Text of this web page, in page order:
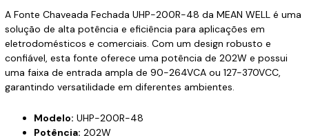
A Fonte Chaveada Fechada UHP-200R-48 da MEAN WELL é uma
solução de alta potência e eficiência para aplicações em
eletrodomésticos e comerciais. Com um design robusto e
confiável, esta fonte oferece uma potência de 202W e possui
uma faixa de entrada ampla de 90-264VCA ou 127-370VCC,
garantindo versatilidade em diferentes ambientes.
Modelo: UHP-200R-48
Potência: 202W